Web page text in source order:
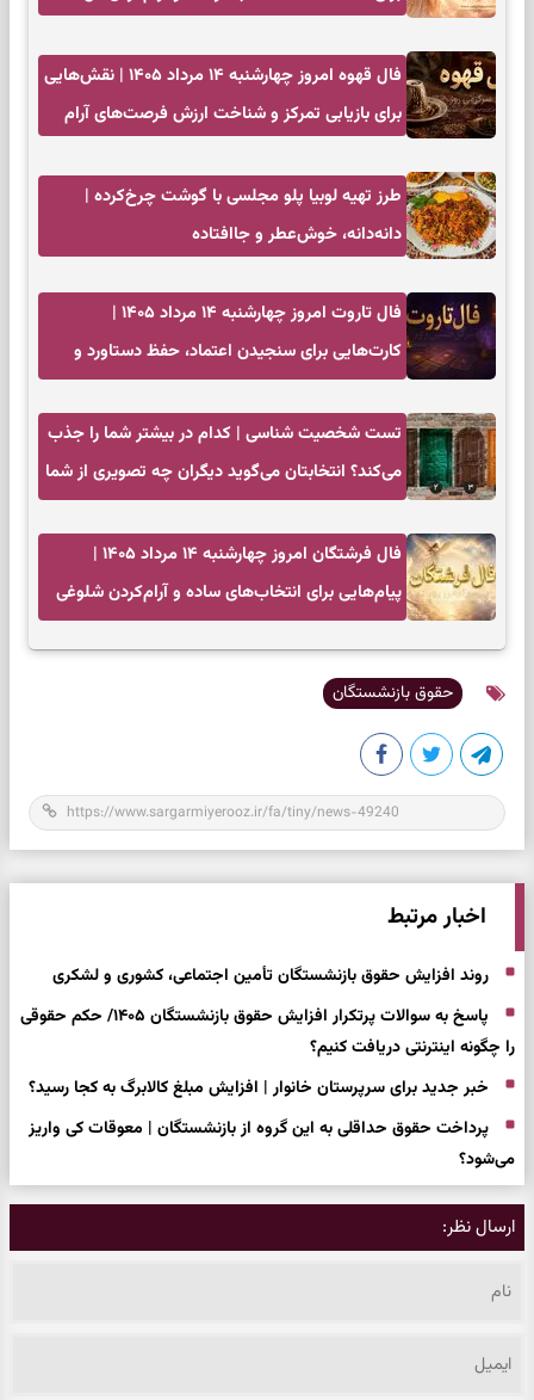
فال قهوه امروز چهارشنبه ۱۴ مرداد ۱۴۰۵ | نقش‌هایی
برای بازیابی تمرکز و شناخت ارزش فرصت‌های آرام
طرز تهیه لوبیا پلو مجلسی با گوشت چرخ‌کرده |
دانه‌دانه، خوش‌عطر و جاافتاده
فال تاروت امروز چهارشنبه ۱۴ مرداد ۱۴۰۵ |
کارت‌هایی برای سنجیدن اعتماد، حفظ دستاورد و
تست شخصیت شناسی | کدام در بیشتر شما را جذب
می‌کند؟ انتخابتان می‌گوید دیگران چه تصویری از شما
فال فرشتگان امروز چهارشنبه ۱۴ مرداد ۱۴۰۵ |
پیام‌هایی برای انتخاب‌های ساده و آرام‌کردن شلوغی
حقوق بازنشستگان
اخبار مرتبط
روند افزایش حقوق بازنشستگان تأمین اجتماعی، کشوری و لشکری
پاسخ به سوالات پرتکرار افزایش حقوق بازنشستگان ۱۴۰۵/ حکم حقوقی
را چگونه اینترنتی دریافت کنیم؟
خبر جدید برای سرپرستان خانوار | افزایش مبلغ کالابرگ به کجا رسید؟
پرداخت حقوق حداقلی به این گروه از بازنشستگان | معوقات کی واریز
می‌شود؟
ارسال نظر: